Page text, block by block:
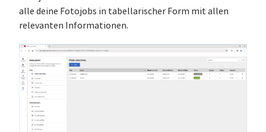
alle deine Fotojobs in tabellarischer Form mit allen
relevanten Informationen.